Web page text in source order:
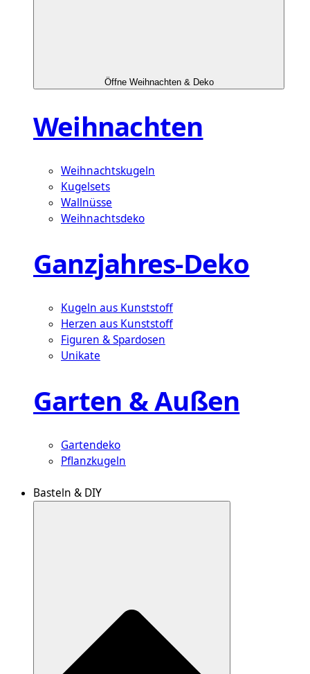
Öffne Weihnachten & Deko
Weihnachten
Weihnachtskugeln
Kugelsets
Wallnüsse
Weihnachtsdeko
Ganzjahres-Deko
Kugeln aus Kunststoff
Herzen aus Kunststoff
Figuren & Spardosen
Unikate
Garten & Außen
Gartendeko
Pflanzkugeln
Basteln & DIY